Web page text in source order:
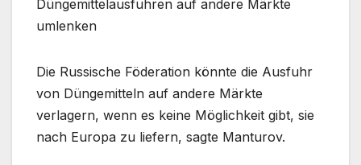
Düngemittelausfuhren auf andere Märkte
umlenken
Die Russische Föderation könnte die Ausfuhr
von Düngemitteln auf andere Märkte
verlagern, wenn es keine Möglichkeit gibt, sie
nach Europa zu liefern, sagte Manturov.